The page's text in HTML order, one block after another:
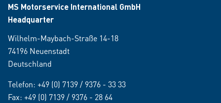
MS Motorservice International GmbH
Headquarter
Wilhelm-Maybach-Straße 14-18
74196 Neuenstadt
Deutschland
Telefon: +49 (0) 7139 / 9376 - 33 33
Fax: +49 (0) 7139 / 9376 - 28 64